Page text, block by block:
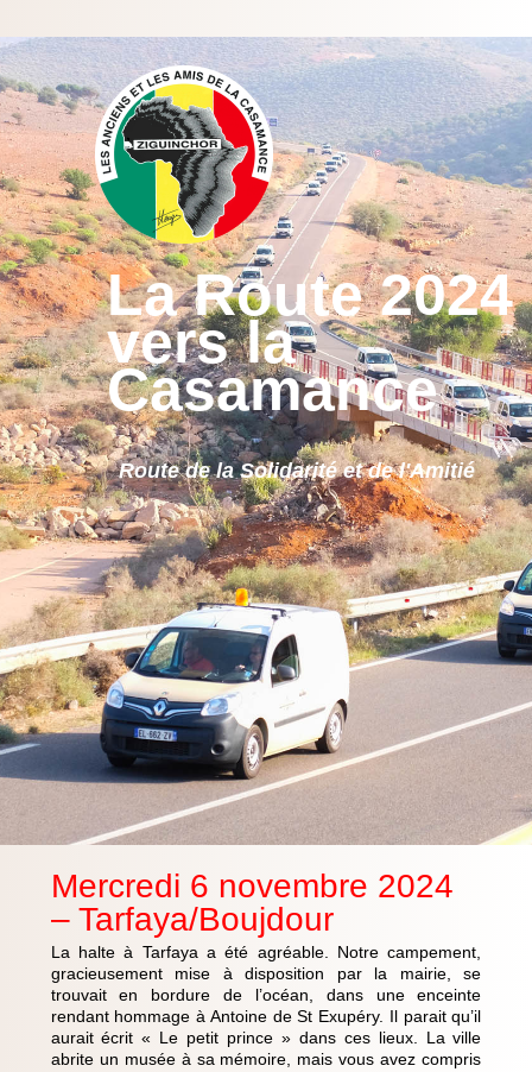
La Route 2024
vers la
Casamance
Route de la Solidarité et de l'Amitié
Mercredi 6 novembre 2024
– Tarfaya/Boujdour
La halte à Tarfaya a été agréable. Notre campement,
gracieusement mise à disposition par la mairie, se
trouvait en bordure de l’océan, dans une enceinte
rendant hommage à Antoine de St Exupéry. Il parait qu’il
aurait écrit « Le petit prince » dans ces lieux. La ville
abrite un musée à sa mémoire, mais vous avez compris